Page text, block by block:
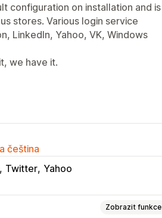
configuration on installation and is
stores. Various login service
LinkedIn, Yahoo, VK, Windows
we have it.
čeština
Twitter Yahoo
Zobrazit funkce